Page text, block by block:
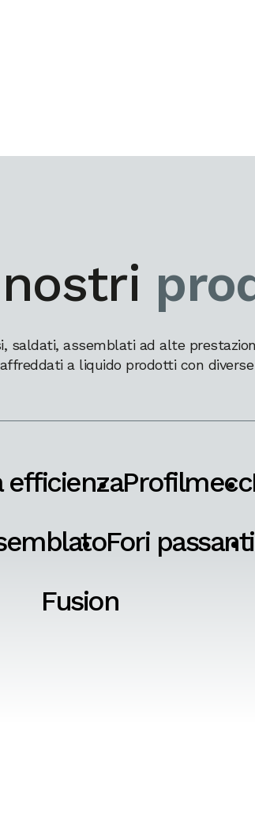
saldati, assemblati ad alte
a liquido prodotti con
efficienzaProfilmecc
Fori passanti
Fusion